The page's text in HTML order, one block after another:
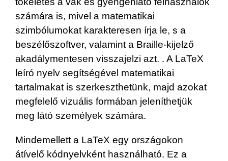
számára is, mivel a matematikai
szimbólumokat karakteresen írja le, s a
beszélőszoftver, valamint a Braille-kijelző
akadálymentesen visszajelzi azt. . A LaTeX
leíró nyelv segítségével matematikai
tartalmakat is szerkeszthetünk, majd azokat
megfelelő vizuális formában jeleníthetjük
meg látó személyek számára.
Mindemellett a LaTeX egy országokon
átívelő kódnyelvként használható. Ez a